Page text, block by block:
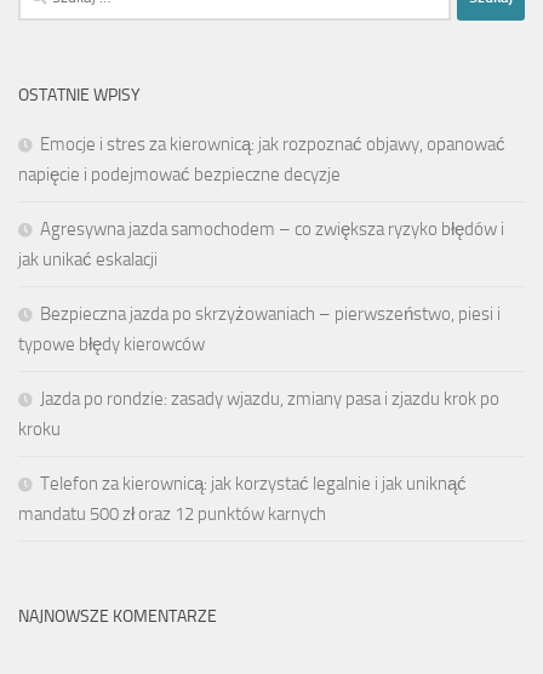
OSTATNIE WPISY
Emocje i stres za kierownicą: jak rozpoznać objawy, opanować
napięcie i podejmować bezpieczne decyzje
Agresywna jazda samochodem – co zwiększa ryzyko błędów i
jak unikać eskalacji
Bezpieczna jazda po skrzyżowaniach – pierwszeństwo, piesi i
typowe błędy kierowców
Jazda po rondzie: zasady wjazdu, zmiany pasa i zjazdu krok po
kroku
Telefon za kierownicą: jak korzystać legalnie i jak uniknąć
mandatu 500 zł oraz 12 punktów karnych
NAJNOWSZE KOMENTARZE